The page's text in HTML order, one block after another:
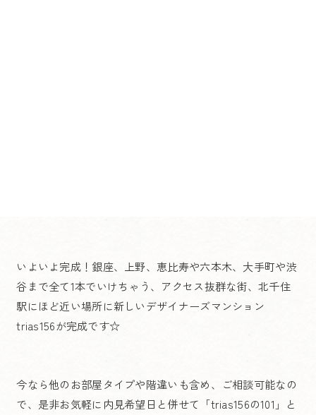
いよいよ完成！銀座、上野、恵比寿や六本木、大手町や渋
谷まで全て1本でいけちゃう、アクセス抜群な街、北千住
駅にほど近い場所に新しいデザイナーズマンション
trias156が完成です☆
今なら他のお部屋タイプや階違いも含め、ご相談可能なの
で、是非お気軽に内見希望日と併せて「trias156の101」と